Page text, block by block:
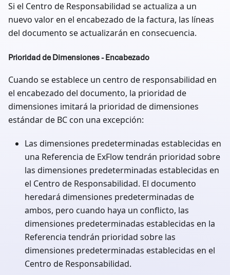
Si el Centro de Responsabilidad se actualiza a un
nuevo valor en el encabezado de la factura, las líneas
del documento se actualizarán en consecuencia.
Prioridad de Dimensiones - Encabezado
Cuando se establece un centro de responsabilidad en
el encabezado del documento, la prioridad de
dimensiones imitará la prioridad de dimensiones
estándar de BC con una excepción:
Las dimensiones predeterminadas establecidas en
una Referencia de ExFlow tendrán prioridad sobre
las dimensiones predeterminadas establecidas en
el Centro de Responsabilidad. El documento
heredará dimensiones predeterminadas de
ambos, pero cuando haya un conflicto, las
dimensiones predeterminadas establecidas en la
Referencia tendrán prioridad sobre las
dimensiones predeterminadas establecidas en el
Centro de Responsabilidad.